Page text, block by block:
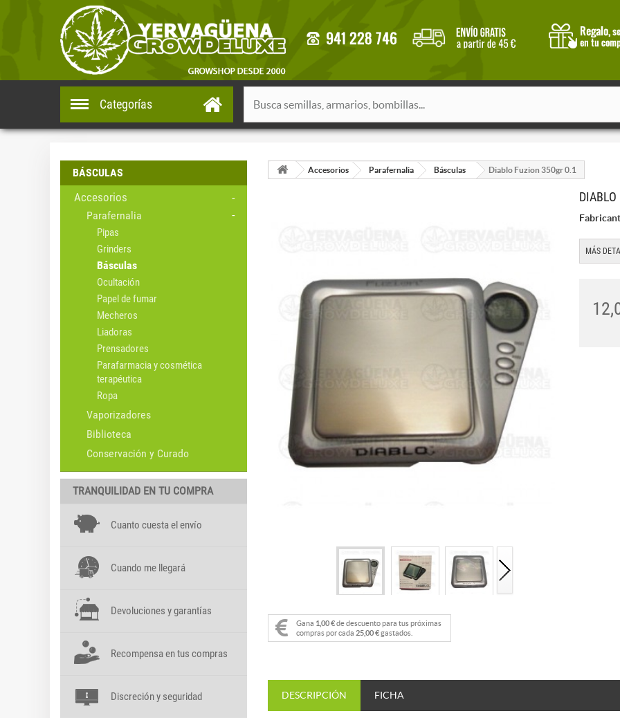
Categorías
BÁSCULAS
Accesorios
Parafernalia
Pipas
Grinders
Básculas
Ocultación
Papel de fumar
Mecheros
Liadoras
Prensadores
Parafarmacia y cosmética
terapéutica
Ropa
Vaporizadores
Biblioteca
Conservación y Curado
TRANQUILIDAD EN TU COMPRA
Cuanto cuesta el envío
Cuando me llegará
Devoluciones y garantías
Recompensa en tus compras
Discreción y seguridad
Accesorios Parafernalia Básculas Diablo Fuzion 350gr 0.1
Gana 1,00 €de descuento para tus próximas
compras por cada 25,00 €gastados.
MÁS
DESCRIPCIÓN FICHA